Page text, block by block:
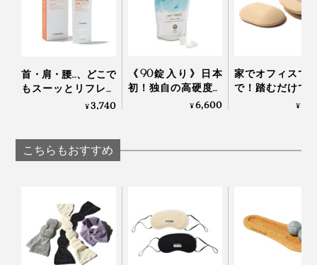
使い方は至ってシンプルです。
まま入れて1分間温めるだけ。
首・肩・腰…、どこで
もスーッとリフレッ
シュする「バイタラ
¥3,740
《90錠入り》日本
初！独自の高硬度マ
イクロカプセル技術
¥6,600
家でオフィスで
で！踏むだけで
ら元気になれる
¥
こちらもおすすめ